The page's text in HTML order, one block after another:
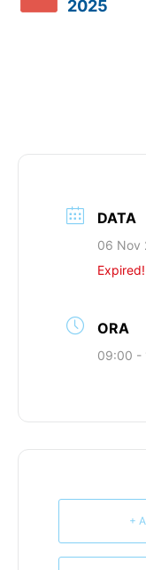
2025
DATA
06 Nov
Expired!
ORA
09:00 -
+